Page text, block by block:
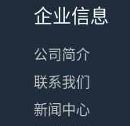
企业信息
公司简介
联系我们
新闻中心